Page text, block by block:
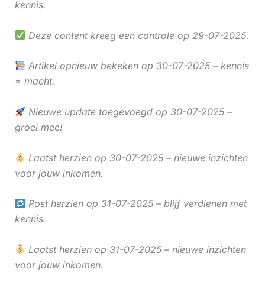
kennis.
Deze content kreeg een controle op 29-07-2025.
Artikel opnieuw bekeken op 30-07-2025 – kennis
= macht.
Nieuwe update toegevoegd op 30-07-2025 –
groei mee!
Laatst herzien op 30-07-2025 – nieuwe inzichten
voor jouw inkomen.
Post herzien op 31-07-2025 – blijf verdienen met
kennis.
Laatst herzien op 31-07-2025 – nieuwe inzichten
voor jouw inkomen.